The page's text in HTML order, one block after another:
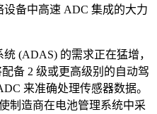
备中高速 ADC 集成的大力
(ADAS) 的需求正在猛增，
备 2 级或更高级别的自动驾
来准确处理传感器数据。
制造商在电池管理系统中采